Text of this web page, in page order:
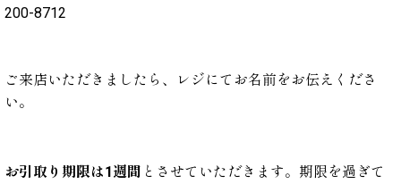
200-8712
ご来店いただきましたら、レジにてお名前をお伝えくださ
い。
お引取り期限は1週間 とさせていただきます。期限を過ぎて